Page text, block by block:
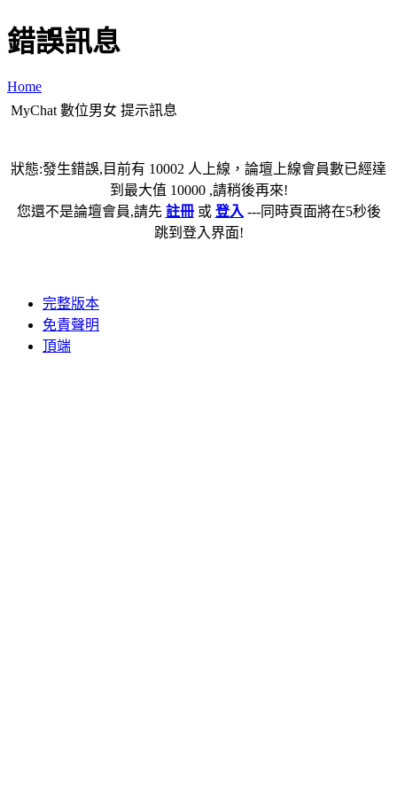
錯誤訊息
Home
MyChat 數位男女 提示訊息
狀態:發生錯誤,目前有 10002 人上線，論壇上線會員數已經達
到最大值 10000 ,請稍後再來!
您還不是論壇會員,請先 註冊或 登入 ---同時頁面將在5秒後
跳到登入界面!
完整版本
免責聲明
頂端